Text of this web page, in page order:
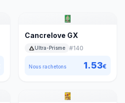
Cancrelove GX
Ultra-Prisme #140
Nous rachetons 1.53€